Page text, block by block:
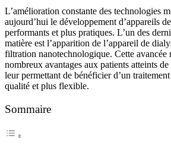
L’amélioration constante des technologies
aujourd’hui le développement d’appareils
performants et plus pratiques. L’un des
matière est l’apparition de l’appareil de
filtration nanotechnologique. Cette
nombreux avantages aux patients atteints de
leur permettant de bénéficier d’un
qualité et plus flexible.
Sommaire